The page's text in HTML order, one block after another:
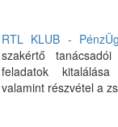
RTL KLUB -
szakértő
feladatok
valamint részvétel a